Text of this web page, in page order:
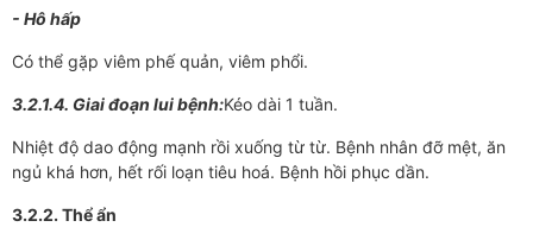
- Hô hấp
Có thể gặp viêm phế quản, viêm phổi.
3.2.1.4. Giai đoạn lui bệnh:Kéo dài 1 tuần.
Nhiệt độ dao động mạnh rồi xuống từ từ. Bệnh nhân đỡ mệt, ăn
ngủ khá hơn, hết rối loạn tiêu hoá. Bệnh hồi phục dần.
3.2.2. Thể ẩn